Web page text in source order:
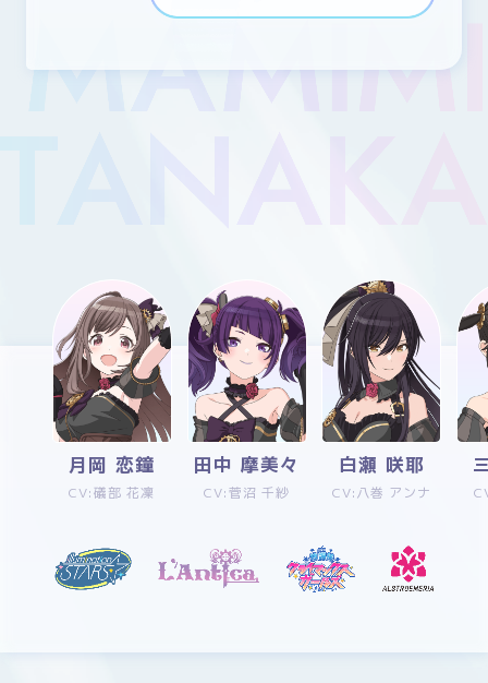
月岡 恋鐘
CV:礒部 花凜
田中 摩美々
CV:菅沼 千紗
白瀬 咲耶
CV:八巻 アンナ